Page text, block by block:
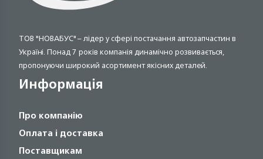
ТОВ "НОВАБУС" – лідер у сфері постачання автозапчастин в
Україні. Понад 7 років компанія динамічно розвивається,
пропонуючи широкий асортимент якісних деталей.
Информація
Про компанію
Оплата і доставка
Поставщикам